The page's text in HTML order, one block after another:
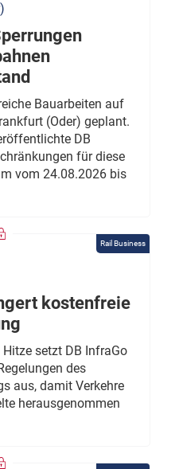
Bauarbeiten auf
(Oder) geplant.
DB
für diese
vom 24.08.2026 bis
Rail Business
kostenfreie
setzt DB InfraGo
des
aus, damit Verkehre
herausgenommen